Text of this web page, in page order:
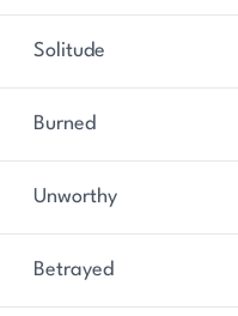
Solitude
Burned
Unworthy
Betrayed